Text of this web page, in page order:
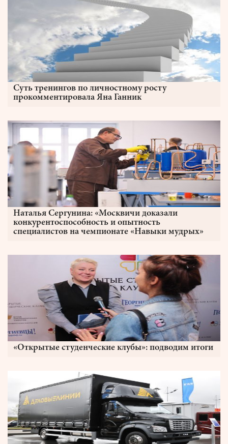
Суть тренингов по личностному росту
прокомментировала Яна Ганник
Наталья Сергунина: «Москвичи доказали
конкурентоспособность и опытность
специалистов на чемпионате «Навыки мудрых»
«Открытые студенческие клубы»: подводим итоги